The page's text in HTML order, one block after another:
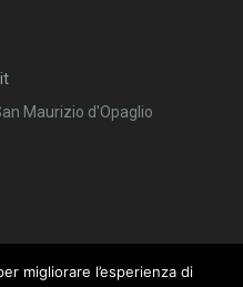
Maurizio d'Opaglio
migliorare l’esperienza di